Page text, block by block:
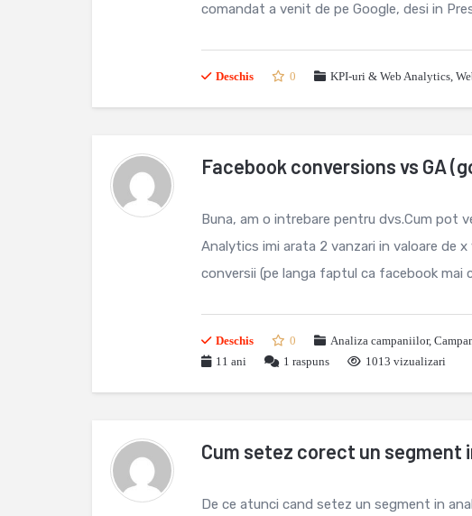
comandat a venit de pe Google, desi in
Deschis 0 KPI-uri & Web Analytics,
Facebook conversions vs GA
Buna, am o intrebare pentru dvs.Cum pot
Analytics imi arata 2 vanzari in valoare de
conversii (pe langa faptul ca facebook mai
Deschis 0 Analiza campaniilor,
11 ani
1 raspuns 1013 vizualizari
Cum setez corect un segment
De ce atunci cand setez un segment in